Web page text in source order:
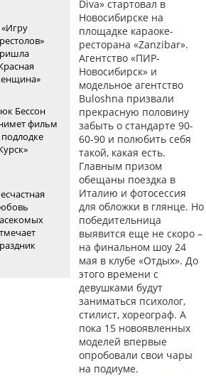
Бессон
фильм
Diva» стартовал в
Новосибирске на
площадке караоке-
ресторана «Zanzibar».
Агентство «ПИР-
Новосибирск» и
модельное агентство
Buloshna призвали
прекрасную половину
забыть о стандарте 90-
60-90 и полюбить себя
такой, какая есть.
Главным призом
обещаны поездка в
Италию и фотосессия
для обложки в глянце. Но
победительница
выявится еще не скоро –
на финальном шоу 24
мая в клубе «Отдых». До
этого времени с
девушками будут
заниматься психолог,
стилист, хореограф. А
пока 15 новоявленных
моделей впервые
опробовали свои чары
на подиуме.